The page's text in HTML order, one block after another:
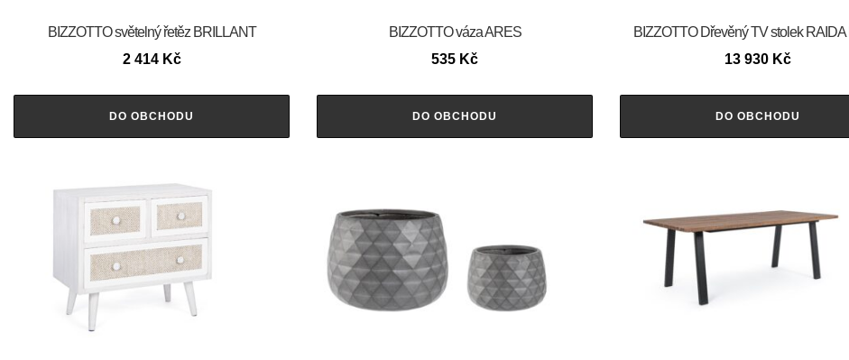
BIZZOTTO světelný řetěz BRILLANT
2 414 Kč
DO OBCHODU
BIZZOTTO váza ARES
535 Kč
DO OBCHODU
BIZZOTTO Dřevěný TV stolek RAIDA
13 930 Kč
DO OBCHODU